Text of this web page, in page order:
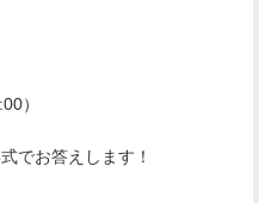
）
でお答えします！